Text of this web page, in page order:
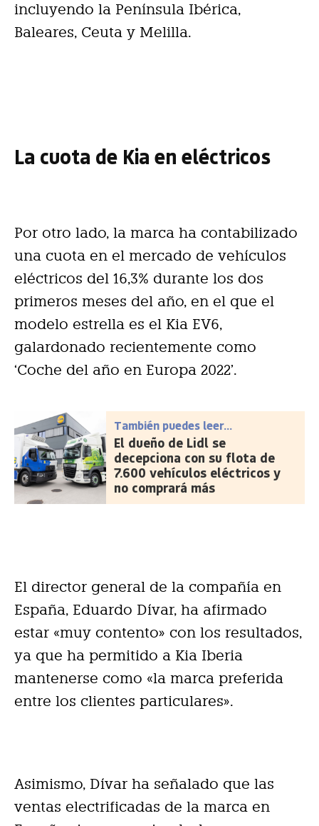
incluyendo la Península Ibérica,
Baleares, Ceuta y Melilla.
La cuota de Kia en eléctricos
Por otro lado, la marca ha contabilizado
una cuota en el mercado de vehículos
eléctricos del 16,3% durante los dos
primeros meses del año, en el que el
modelo estrella es el Kia EV6,
galardonado recientemente como
‘Coche del año en Europa 2022’.
También puedes leer...
El dueño de Lidl se
decepciona con su flota de
7.600 vehículos eléctricos y
no comprará más
El director general de la compañía en
España, Eduardo Dívar, ha afirmado
estar «muy contento» con los resultados,
ya que ha permitido a Kia Iberia
mantenerse como «la marca preferida
entre los clientes particulares».
Asimismo, Dívar ha señalado que las
ventas electrificadas de la marca en